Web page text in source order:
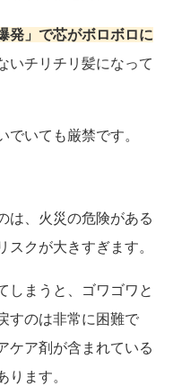
発」で芯がボロボロに
いチリチリ髪になって
いても厳禁です。
は、火災の危険がある
クが大きすぎます。
しまうと、ゴワゴワと
すのは非常に困難で
ケア剤が含まれている
ります。